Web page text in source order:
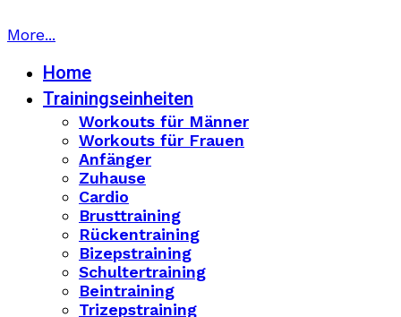
More...
Home
Trainingseinheiten
Workouts für Männer
Workouts für Frauen
Anfänger
Zuhause
Cardio
Brusttraining
Rückentraining
Bizepstraining
Schultertraining
Beintraining
Trizepstraining